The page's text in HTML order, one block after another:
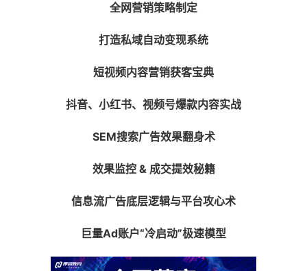
全网营销策略制定
打造私域自动变现系统
短视频内容营销获客宝典
抖音、小红书、视频号爆款内容实战
SEM搜索广告效果翻身术
效果监控 & 成交提效秘籍
信息流广告底层逻辑与平台攻心术
巨量Ad账户“冷启动”极速模型